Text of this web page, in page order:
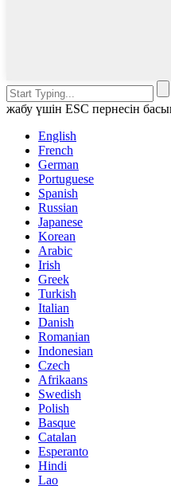
жабу үшін ESC пернесін
English
French
German
Portuguese
Spanish
Russian
Japanese
Korean
Arabic
Irish
Greek
Turkish
Italian
Danish
Romanian
Indonesian
Czech
Afrikaans
Swedish
Polish
Basque
Catalan
Esperanto
Hindi
Lao